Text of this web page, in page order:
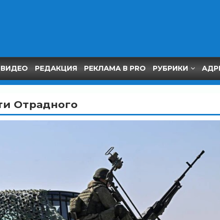
ВИДЕО РЕДАКЦИЯ РЕКЛАМА В PRO РУБРИКИ
Отрадного